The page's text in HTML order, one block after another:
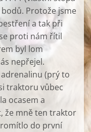
Protože jsme
a tak při
proti nám řítil
byl lom
nepřejel.
(prý to
traktoru vůbec
ocasem a
že mně ten traktor
do první